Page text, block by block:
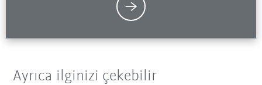
Ayrıca ilginizi çekebilir